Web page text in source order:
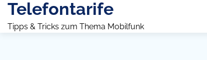
Skip
content
Telefontarife
Tipps & Tricks zum Thema Mobilfunk